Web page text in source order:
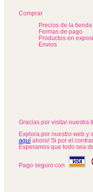
Comprar
Precios de la tienda
Formas de pago
Productos en
Envios
Gracias por visitar nuestra
Explora por nuestro web
aquíahora! Si por el
Esperamos que todo sea
Pago seguro con